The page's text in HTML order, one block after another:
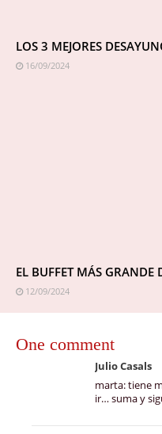
LOS 3 MEJORES
16/09/2024
EL BUFFET MÁS GRANDE
12/09/2024
One comment
Julio Casals
marta: tiene
ir… suma y